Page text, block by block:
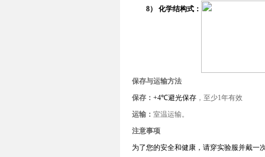
8） 化学结构式：
保存与运输方法
保存： +4℃避光保存 ，至少1年有效
运输： 室温运输。
注意事项
为了您的安全和健康，请穿实验服并戴一